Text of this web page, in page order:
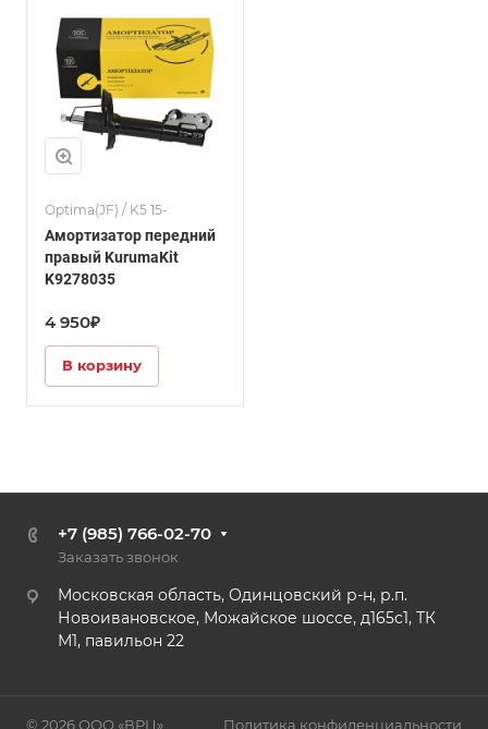
Optima(JF) / K5 15-
Амортизатор передний
правый KurumaKit
K9278035
4 950₽
В корзину
+7 (985) 766-02-70
Заказать звонок
Московская область, Одинцовский р-н, р.п.
Новоивановское, Можайское шоссе, д165с1, ТК
М1, павильон 22
© 2026 ООО «ВРЦ» Политика конфиденциальности